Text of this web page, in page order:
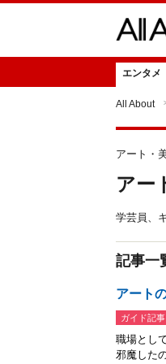
エンタメ
All About
アート・
アー
学芸員、
記事一
アート
ガイド記事
職場とし
邪魔した